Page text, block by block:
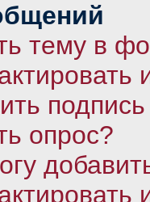
тему в
опрос?